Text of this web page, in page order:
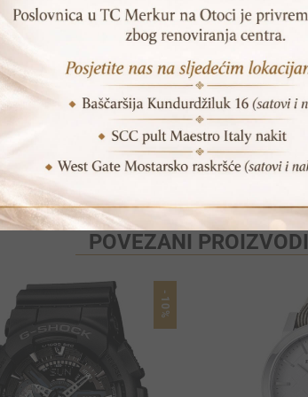
TH1781356
Print Pošalji prijatelju
POVEZANI PROIZVODI
-10%